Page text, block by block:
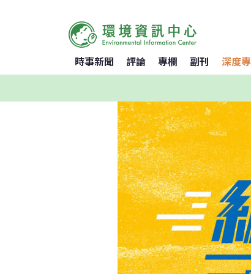
時事新聞 評論 專欄 副刊 深度